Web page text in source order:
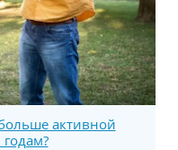
активной